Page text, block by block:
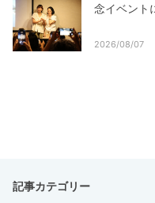
念イベント
2026/08/07
記事カテゴリー